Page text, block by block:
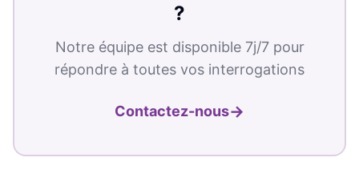
?
Notre équipe est disponible 7j/7 pour
répondre à toutes vos interrogations
Contactez-nous→